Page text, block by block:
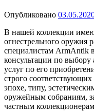
Опубликовано
В нашей коллекции
огнестрельного оружия
специалистам ArmAntik
консультации по
услуг по его
строго
эпохе, типу,
оружейным собраниям,
частным